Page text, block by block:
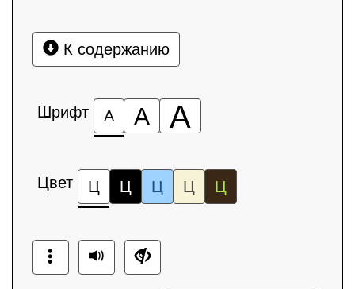
К содержанию
Шрифт А А А
Цвет Ц Ц Ц Ц Ц